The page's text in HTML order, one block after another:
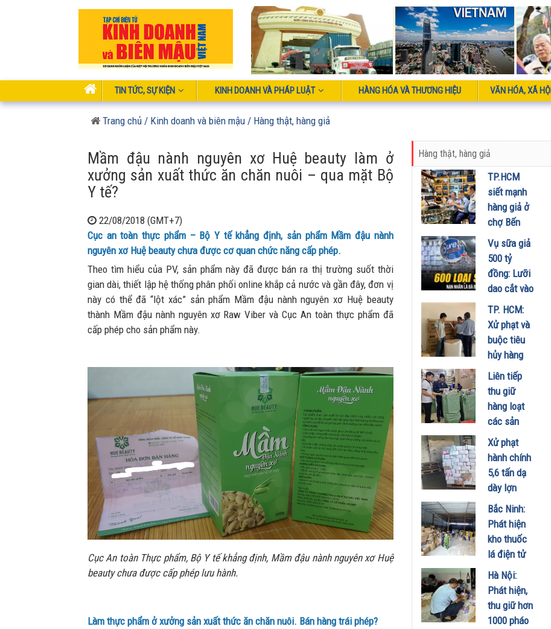
TIN TỨC, SỰ KIỆN KINH DOANH VÀ PHÁP LUẬT HÀNG HÓA VÀ THƯƠNG HIỆU VĂN HÓA, XÃ HỘI
Trang chủ / Kinh doanh và biên mậu / Hàng thật, hàng giả
Mầm đậu nành nguyên xơ Huệ beauty làm ở
xưởng sản xuất thức ăn chăn nuôi – qua mặt Bộ
Y tế?
22/08/2018 (GMT+7)
Cục an toàn thực phẩm – Bộ Y tế khẳng định, sản phẩm Mầm đậu nành
nguyên xơ Huệ beauty chưa được cơ quan chức năng cấp phép.
Theo tìm hiểu của PV, sản phẩm này đã được bán ra thị trường suốt thời
gian dài, thiết lập hệ thống phân phối online khắp cả nước và gần đây, đơn vị
này có thể đã “lột xác” sản phẩm Mầm đậu nành nguyên xơ Huệ beauty
thành Mầm đậu nành nguyên xơ Raw Viber và Cục An toàn thực phẩm đã
cấp phép cho sản phẩm này.
Cục An toàn Thực phẩm, Bộ Y tế khẳng định, Mầm đậu nành nguyên xơ Huệ
beauty chưa được cấp phép lưu hành.
Làm thực phẩm ở xưởng sản xuất thức ăn chăn nuôi. Bán hàng trái phép?
Hàng thật, hàng giả
TP.HCM
siết mạnh
hàng giả ở
chợ Bến
Thành,
Saigon
Square
27/05/2026
Vụ sữa giả
500 tỷ
đồng: Lưỡi
dao cắt vào
niềm tin xã
hội
13/04/2025
TP. HCM:
Xử phạt và
buộc tiêu
hủy hàng
trăm chai
dầu gội
không rõ
nguồn gốc
Liên tiếp
thu giữ
hàng loạt
các sản
phẩm đồ
chơi trẻ em
không có
dấu chứng
nhận hợp
quy
25/11/2023
Xử phạt
hành chính
5,6 tấn dạ
dày lợn
đông lạnh
nhập lậu
22/11/2023
Bắc Ninh:
Phát hiện
kho thuốc
lá điện tử
không rõ
nguồn gốc
lớn nhất từ
trước đến
Hà Nội:
Phát hiện,
thu giữ hơn
1000 pháo